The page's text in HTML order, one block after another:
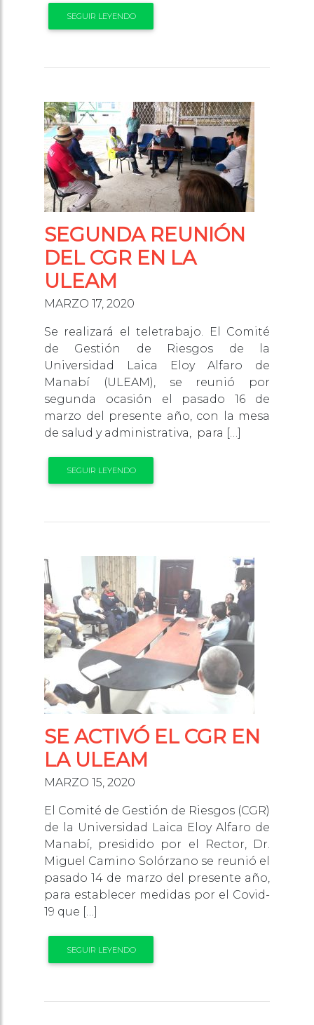
SEGUIR LEYENDO
SEGUNDA REUNIÓN
DEL CGR EN LA
ULEAM
MARZO 17, 2020
Se realizará el teletrabajo. El Comité
de Gestión de Riesgos de la
Universidad Laica Eloy Alfaro de
Manabí (ULEAM), se reunió por
segunda ocasión el pasado 16 de
marzo del presente año, con la mesa
de salud y administrativa, para […]
SEGUIR LEYENDO
SE ACTIVÓ EL CGR EN
LA ULEAM
MARZO 15, 2020
El Comité de Gestión de Riesgos (CGR)
de la Universidad Laica Eloy Alfaro de
Manabí, presidido por el Rector, Dr.
Miguel Camino Solórzano se reunió el
pasado 14 de marzo del presente año,
para establecer medidas por el Covid-
19 que […]
SEGUIR LEYENDO